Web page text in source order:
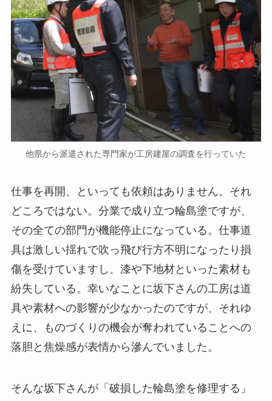
他県から派遣された専門家が工房建屋の調査を行っていた
仕事を再開、といっても依頼はありません。それ
どころではない。分業で成り立つ輪島塗ですが、
その全ての部門が機能停止になっている。仕事道
具は激しい揺れで吹っ飛び行方不明になったり損
傷を受けていますし、漆や下地材といった素材も
紛失している。幸いなことに坂下さんの工房は道
具や素材への影響が少なかったのですが、それゆ
えに、ものづくりの機会が奪われていることへの
落胆と焦燥感が表情から滲んでいました。
そんな坂下さんが「破損した輪島塗を修理する」